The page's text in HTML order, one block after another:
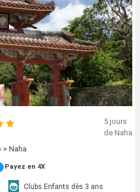
5 jours
de Naha
> Naha
Payez en 4X
Clubs Enfants dès 3 ans